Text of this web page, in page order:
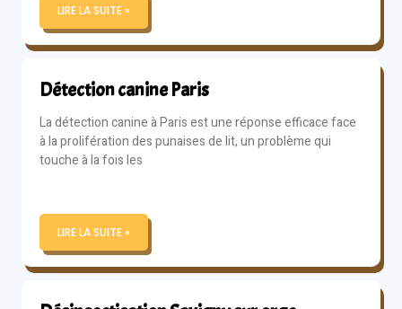
LIRE LA SUITE »
Détection canine Paris
La détection canine à Paris est une réponse efficace face
à la prolifération des punaises de lit, un problème qui
touche à la fois les
LIRE LA SUITE »